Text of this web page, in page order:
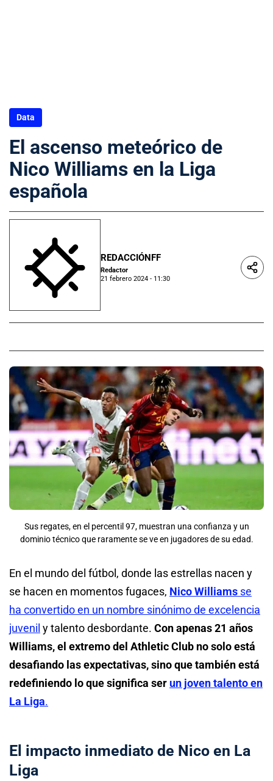
Data
El ascenso meteórico de
Nico Williams en la Liga
española
REDACCIÓNFF
Redactor
21 febrero 2024 - 11:30
Sus regates, en el percentil 97, muestran una confianza y un
dominio técnico que raramente se ve en jugadores de su edad.
En el mundo del fútbol, donde las estrellas nacen y
se hacen en momentos fugaces, Nico Williams se
ha convertido en un nombre sinónimo de excelencia
juvenil y talento desbordante. Con apenas 21 años
Williams, el extremo del Athletic Club no solo está
desafiando las expectativas, sino que también está
redefiniendo lo que significa ser un joven talento en
La Liga.
El impacto inmediato de Nico en La
Liga